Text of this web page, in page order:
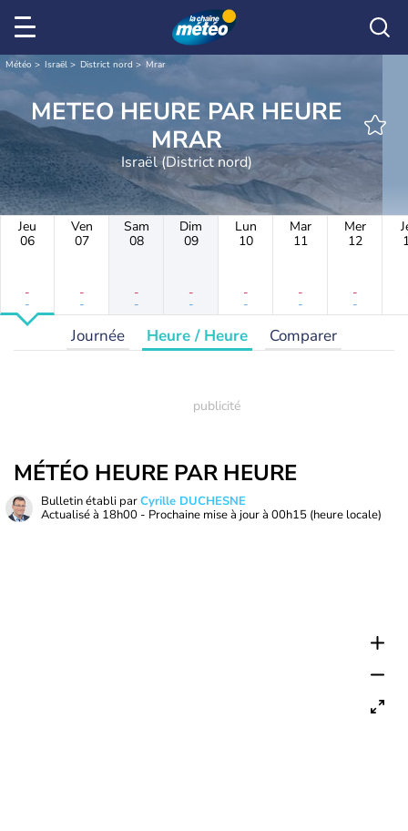
Météo Israël District nord Mrar
METEO HEURE PAR HEURE
MRAR
Israël (District nord)
Jeu
06
-
-
Ven
07
-
-
Sam
08
-
-
Dim
09
-
-
Lun
10
-
-
Mar
11
-
-
Mer
12
-
-
Journée Heure / Heure Comparer
MÉTÉO HEURE PAR HEURE
Bulletin établi parCyrille DUCHESNE
Actualisé à 18h00 - Prochaine mise à jour à 00h15 (heure locale)